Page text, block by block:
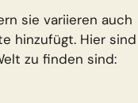
sie variieren auch
hinzufügt. Hier sind
zu finden sind: